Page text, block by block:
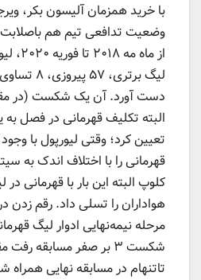
با خرید همزمان آلیسون بکر،
وضعیت تدافعی تیم هم
لیگ
دست آورد. آن یک شکست (در
کلوپ البته این بار با قهرمانی در
هواداران را تسلی داد. رقم زدن
مرحله نیمه‌نهایی ادوار لیگ
شکست ۳ بر صفر مسابقه
تاتنهام در مسابقه نهایی همراه